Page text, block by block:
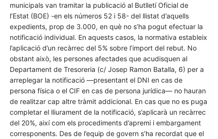
municipals van tramitar la publicació al Butlletí Oficial de
l’Estat (BOE) -en els números 52 i 58- del llistat d’aquells
expedients, prop de 3.000, en què no s’ha pogut efectuar la
notificació individual. En aquests casos, la normativa estableix
l’aplicació d’un recàrrec del 5% sobre l’import del rebut. No
obstant això, les persones afectades que acudisquen al
Departament de Tresoreria (c/ Josep Ramon Batalla, 6) per a
arreplegar la notificació —presentant el DNI en cas de
persona física o el CIF en cas de persona jurídica— no hauran
de realitzar cap altre tràmit addicional. En cas que no es puga
completar el lliurament de la notificació, s’aplicarà un recàrrec
del 20%, així com els procediments d’apremi i embargament
corresponents. Des de l’equip de govern s’ha recordat que el